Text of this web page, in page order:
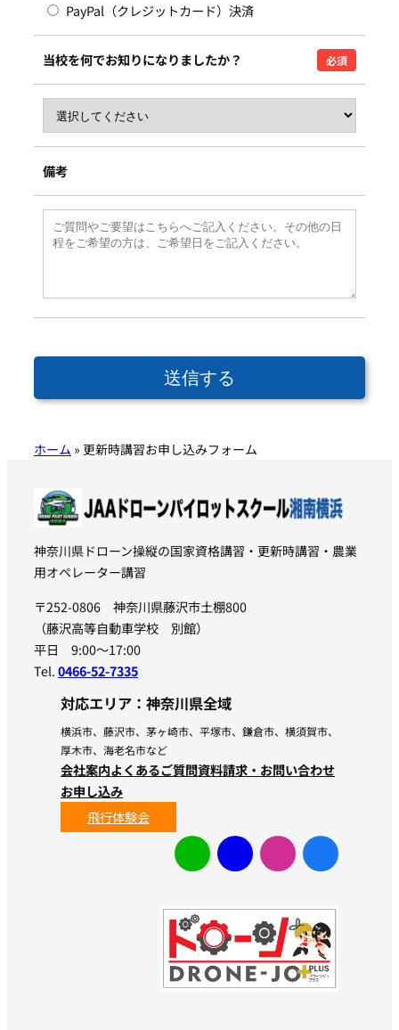
PayPal（クレジットカード）決済
当校を何でお知りになりましたか？ 必須
備考
ホーム » 更新時講習お申し込みフォーム
神奈川県ドローン操縦の国家資格講習・更新時講習・農業
用オペレーター講習
〒252-0806 神奈川県藤沢市土棚800
（藤沢高等自動車学校 別館）
平日 9:00〜17:00
Tel.0466-52-7335
対応エリア：神奈川県全域
横浜市、藤沢市、茅ヶ崎市、平塚市、鎌倉市、横須賀市、
厚木市、海老名市など
会社案内よくあるご質問資料請求・お問い合わせ
お申し込み
飛行体験会
ア
イ
コ
ク
ア
イ
コ
ク
ア
イ
コ
ク
ア
イ
コ
ク